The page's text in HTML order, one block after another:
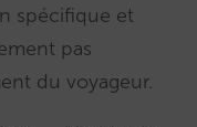
spécifique et
pas
du voyageur.